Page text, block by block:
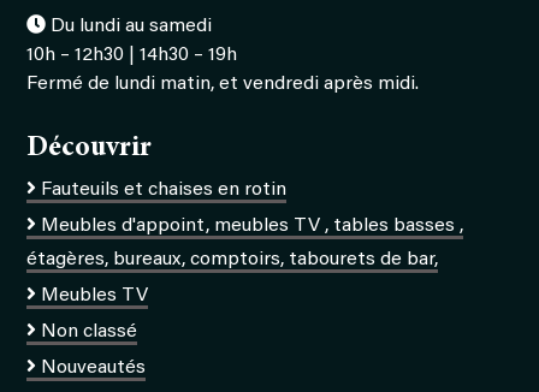
Du lundi au samedi
10h – 12h30 | 14h30 – 19h
Fermé de lundi matin, et vendredi après midi.
Découvrir
Fauteuils et chaises en rotin
Meubles d'appoint, meubles TV , tables basses ,
étagères, bureaux, comptoirs, tabourets de bar,
Meubles TV
Non classé
Nouveautés